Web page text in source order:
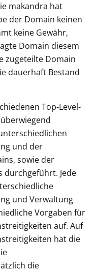
makandra hat
der Domain keinen
keine Gewähr,
Domain diesem
zugeteilte Domain
dauerhaft Bestand
Top-Level-
und der
sowie der
durchgeführt. Jede
und Verwaltung
Vorgaben für
auf. Auf
hat die
die